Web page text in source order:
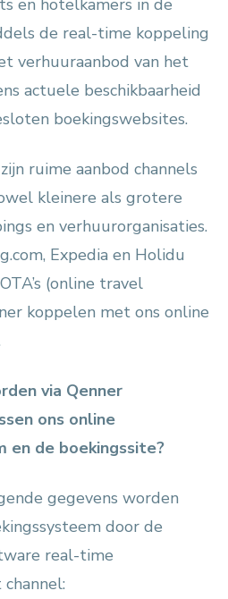
en hotelkamers in de
de real-time koppeling
verhuuraanbod van het
actuele beschikbaarheid
boekingswebsites.
ruime aanbod channels
kleinere als grotere
en verhuurorganisaties.
Expedia en Holidu
(online travel
koppelen met ons online
via Qenner
ons online
en de boekingssite?
gegevens worden
door de
real-time